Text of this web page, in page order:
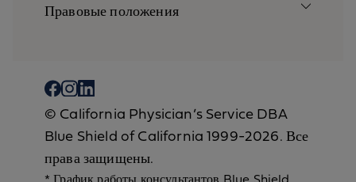
Правовые положения
© California Physician’s Service DBA
Blue Shield of California 1999-2026. Все
права защищены.